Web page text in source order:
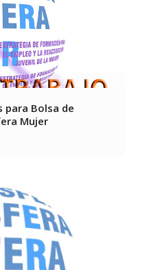
para Bolsa de
Mujer